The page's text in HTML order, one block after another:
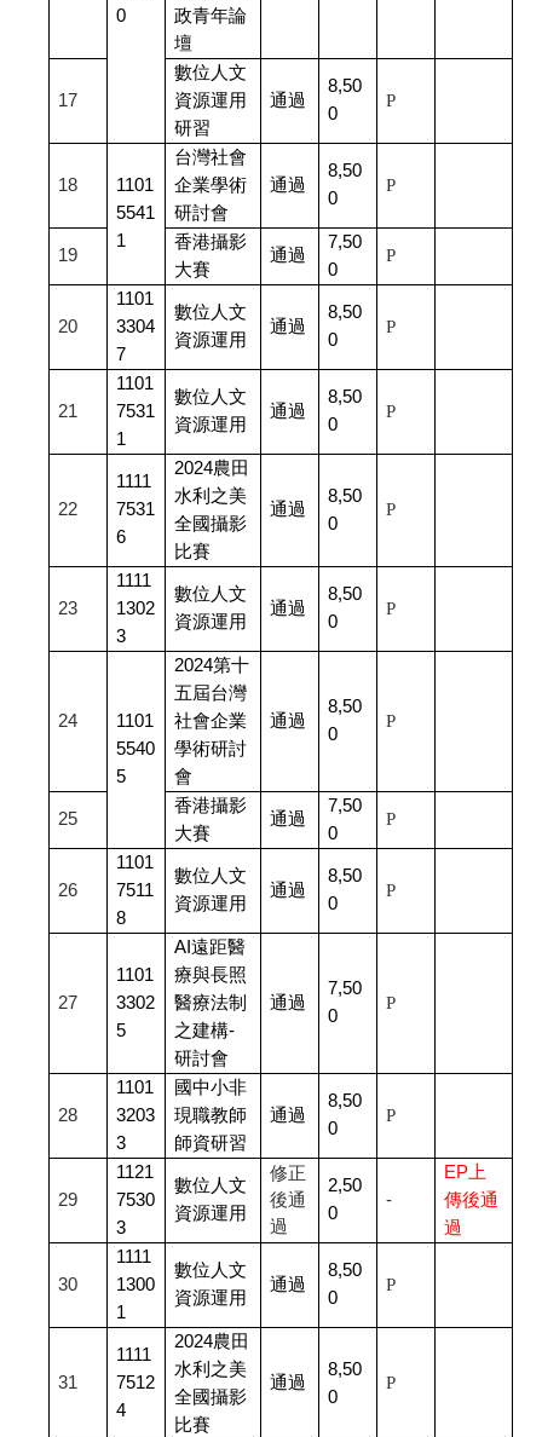
0
政青年論
壇
17
數位人文
資源運用
研習
通過
8,50
0
P
18
1101
5541
1
台灣社會
企業學術
研討會
通過
8,50
0
P
19
香港攝影
大賽
通過
7,50
0
P
20
1101
3304
7
數位人文
資源運用
通過
8,50
0
P
21
1101
7531
1
數位人文
資源運用
通過
8,50
0
P
22
1111
7531
6
2024農田
水利之美
全國攝影
比賽
通過
8,50
0
P
23
1111
1302
3
數位人文
資源運用
通過
8,50
0
P
24
1101
5540
5
2024第十
五屆台灣
社會企業
學術研討
會
通過
8,50
0
P
25
香港攝影
大賽
通過
7,50
0
P
26
1101
7511
8
數位人文
資源運用
通過
8,50
0
P
27
1101
3302
5
AI 遠距醫
療與長照
醫療法制
之建構-
研討會
通過
7,50
0
P
28
1101
3203
3
國中小非
現職教師
師資研習
通過
8,50
0
P
29
1121
7530
3
數位人文
資源運用
修正
後通
過
2,50
0
-
EP 上
傳後通
過
30
1111
1300
1
數位人文
資源運用
通過
8,50
0
P
31
1111
7512
4
2024農田
水利之美
全國攝影
比賽
通過
8,50
0
P